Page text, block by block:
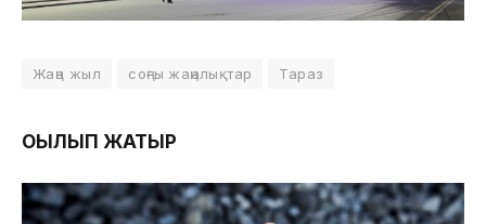
Жаңа жыл соңғы жаңалықтар Тараз
ОҚЫЛЫП ЖАТЫР